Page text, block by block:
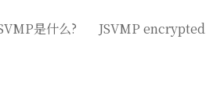
是什么? JSVMP encrypted